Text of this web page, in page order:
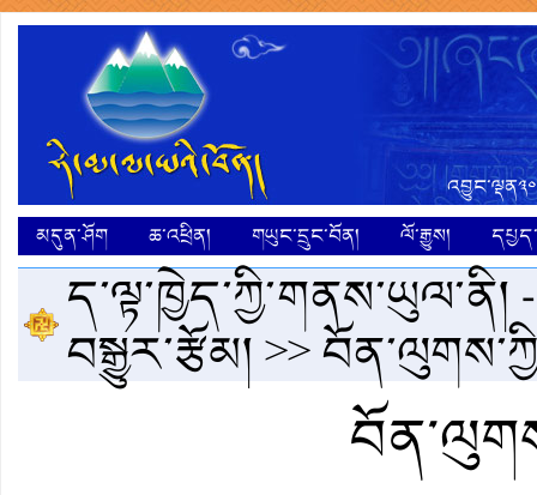
མདུན་ཤོག
ཆ་འཕྲིན། གཡུང་དྲུང་བོན། ལོ་རྒྱུས།
ད་ལྟ་ཁྱེད་ཀྱི་གནས་ཡུལ་ནི།
བསྒྱུར་རྩོམ།>>